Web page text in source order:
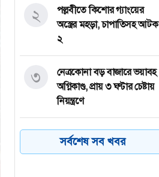
পল্লবীতে কিশোর গ্যাংয়ের
অস্ত্রের মহড়া, চাপাতিসহ আটক
২
২
নেত্রকোনা বড় বাজারে ভয়াবহ
অগ্নিকাণ্ড, প্রায় ৩ ঘণ্টার চেষ্টায়
নিয়ন্ত্রণে
৩
কয়েক ডজন
অভিবাসনপ্রত্যাশীকে উদ্ধার
সর্বশেষ সব খবর